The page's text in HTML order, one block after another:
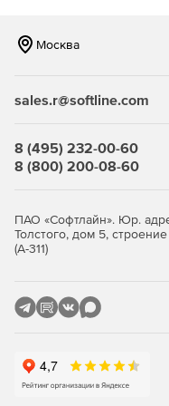
Функция Assured
аварийного
пользователей. Это
восстановления
противостоять
Надежное аварийное
Поддержка
Это обеспечивает
Тестирование
Москва
sales.r@softline.com
8 (495) 232-00-60
8 (800) 200-08-60
ПАО «Софтлайн». Юр.
Толстого, дом 5,
(А-311)